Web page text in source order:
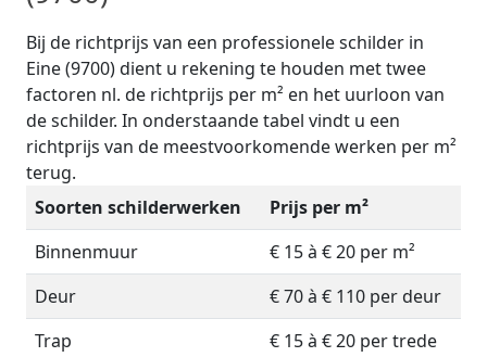
Bij de richtprijs van een professionele schilder in
Eine (9700) dient u rekening te houden met twee
factoren nl. de richtprijs per m² en het uurloon van
de schilder. In onderstaande tabel vindt u een
richtprijs van de meestvoorkomende werken per m²
terug.
Soorten schilderwerken
Prijs per m²
Binnenmuur
€ 15 à € 20 per m²
Deur
€ 70 à € 110 per deur
Trap
€ 15 à € 20 per trede